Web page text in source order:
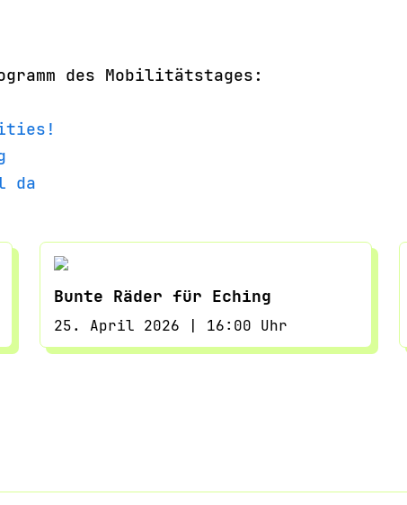
des Mobilitätstages:
da
Bunte Räder für Eching
25. April 2026 | 16:00 Uhr